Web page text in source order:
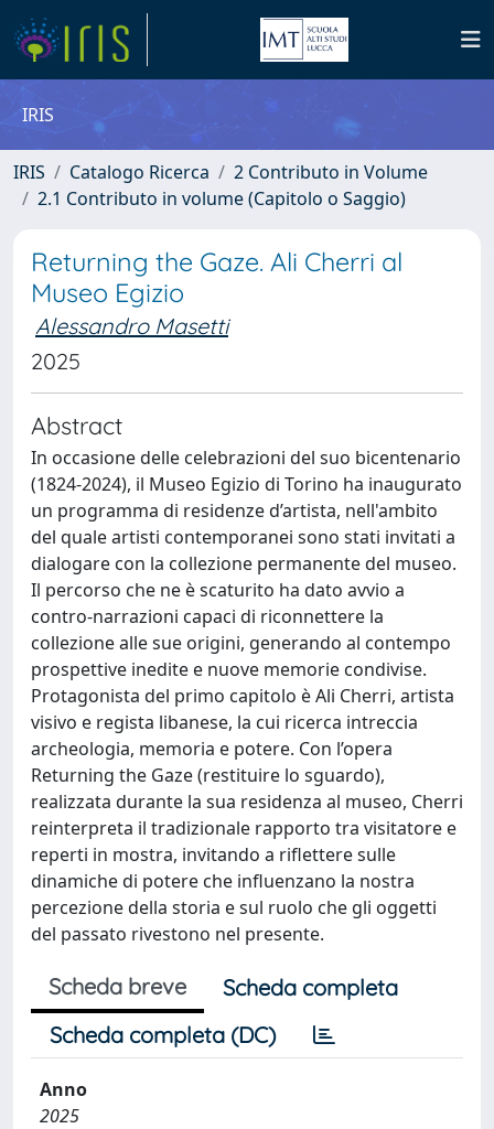
IRIS
IRIS Catalogo Ricerca
2 Contributo in Volume
2.1 Contributo in volume (Capitolo o Saggio)
Returning the Gaze. Ali Cherri al
Museo Egizio
Alessandro Masetti
2025
Abstract
In occasione delle celebrazioni del suo bicentenario
(1824-2024), il Museo Egizio di Torino ha inaugurato
un programma di residenze d’artista, nell'ambito
del quale artisti contemporanei sono stati invitati a
dialogare con la collezione permanente del museo.
Il percorso che ne è scaturito ha dato avvio a
contro-narrazioni capaci di riconnettere la
collezione alle sue origini, generando al contempo
prospettive inedite e nuove memorie condivise.
Protagonista del primo capitolo è Ali Cherri, artista
visivo e regista libanese, la cui ricerca intreccia
archeologia, memoria e potere. Con l’opera
Returning the Gaze (restituire lo sguardo),
realizzata durante la sua residenza al museo, Cherri
reinterpreta il tradizionale rapporto tra visitatore e
reperti in mostra, invitando a riflettere sulle
dinamiche di potere che influenzano la nostra
percezione della storia e sul ruolo che gli oggetti
del passato rivestono nel presente.
Scheda breve
Scheda completa
Scheda completa (DC)
Anno
2025